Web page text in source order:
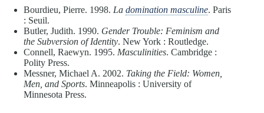
Bourdieu, Pierre. 1998. La domination masculine. Paris
: Seuil.
Butler, Judith. 1990. Gender Trouble: Feminism and
the Subversion of Identity. New York : Routledge.
Connell, Raewyn. 1995. Masculinities. Cambridge :
Polity Press.
Messner, Michael A. 2002. Taking the Field: Women,
Men, and Sports. Minneapolis : University of
Minnesota Press.